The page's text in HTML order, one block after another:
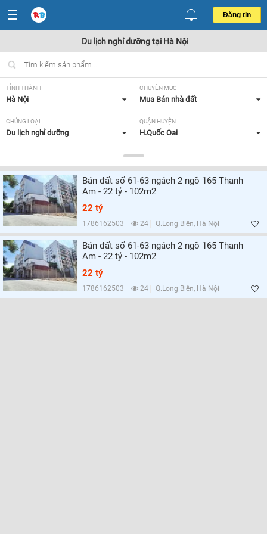
Đăng tin
Du lịch nghỉ dưỡng tại Hà Nội
TỈNH THÀNH
Hà Nội
CHUYÊN MỤC
Mua Bán nhà đất
CHỦNG LOẠI
Du lịch nghỉ dưỡng
QUẬN HUYỆN
H.Quốc Oai
Tất cả
MỨC GIÁ
Tất cả
LOẠI HÌNH
Tất cả
HƯỚNG
SỐ PHÒNG NGỦ
Tất cả
GIẤY TỜ PHÁP LÝ
Tất cả
HIỆN TRẠNG XÂY DỰNG
Tất cả
Lọc
Bán đất số 61-63 ngách 2 ngõ 165 Thanh
Am - 22 tỷ - 102m2
22 tỷ
1786162503 24 Q.Long Biên, Hà Nội
Bán đất số 61-63 ngách 2 ngõ 165 Thanh
Am - 22 tỷ - 102m2
22 tỷ
1786162503 24 Q.Long Biên, Hà Nội